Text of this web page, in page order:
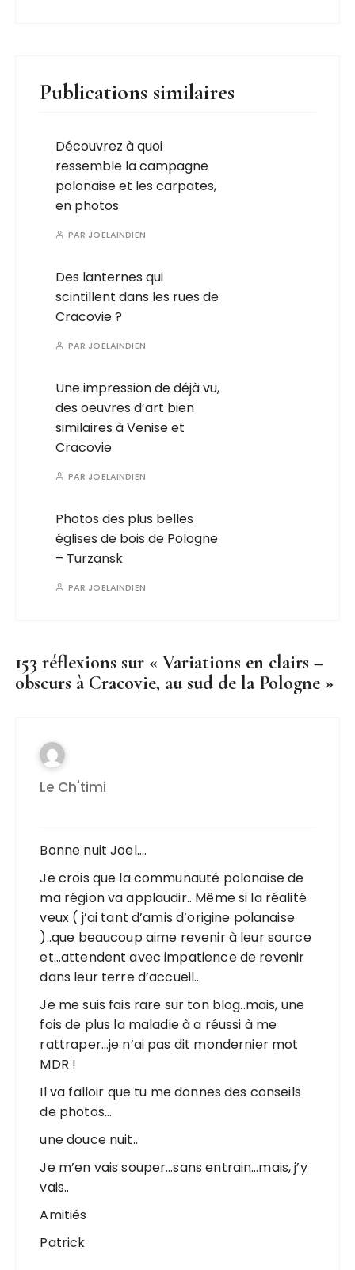
Publications similaires
Découvrez à quoi
ressemble la campagne
polonaise et les carpates,
en photos
PAR JOELAINDIEN
Des lanternes qui
scintillent dans les rues de
Cracovie ?
PAR JOELAINDIEN
Une impression de déjà vu,
des oeuvres d’art bien
similaires à Venise et
Cracovie
PAR JOELAINDIEN
Photos des plus belles
églises de bois de Pologne
– Turzansk
PAR JOELAINDIEN
153 réflexions sur «Variations en clairs –
obscurs à Cracovie, au sud de la Pologne »
Le Ch'timi
Bonne nuit Joel….
Je crois que la communauté polonaise de
ma région va applaudir.. Même si la réalité
veux ( j’ai tant d’amis d’origine polanaise
)..que beaucoup aime revenir à leur source
et…attendent avec impatience de revenir
dans leur terre d’accueil..
Je me suis fais rare sur ton blog..mais, une
fois de plus la maladie à a réussi à me
rattraper…je n’ai pas dit mondernier mot
MDR !
Il va falloir que tu me donnes des conseils
de photos…
une douce nuit..
Je m’en vais souper…sans entrain…mais, j’y
vais..
Amitiés
Patrick